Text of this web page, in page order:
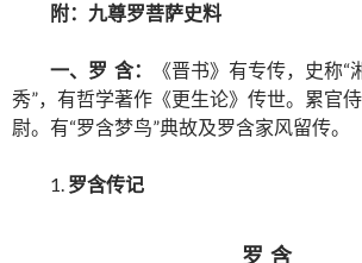
附：九尊罗菩萨史料
一、 罗 含：
《晋书》有专传，史称“
秀”，有哲学著作《更生论》传世。累官
尉。有“罗含梦鸟”典故及罗含家风留传。
1. 罗含传记
罗 含